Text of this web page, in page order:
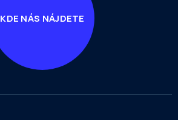
KDE NÁS NÁJDETE